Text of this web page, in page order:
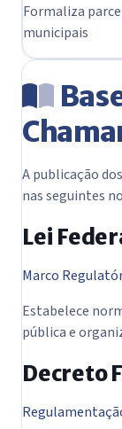
Formaliza
municipais
A publicação
nas seguintes
Lei
Marco
Estabelece
pública e
Decreto